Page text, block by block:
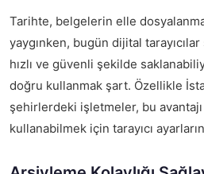
Tarihte, belgelerin elle
yaygınken, bugün dijital
hızlı ve güvenli şekilde
doğru kullanmak şart. Özellikle
şehirlerdeki işletmeler, bu avantajı
kullanabilmek için tarayıcı